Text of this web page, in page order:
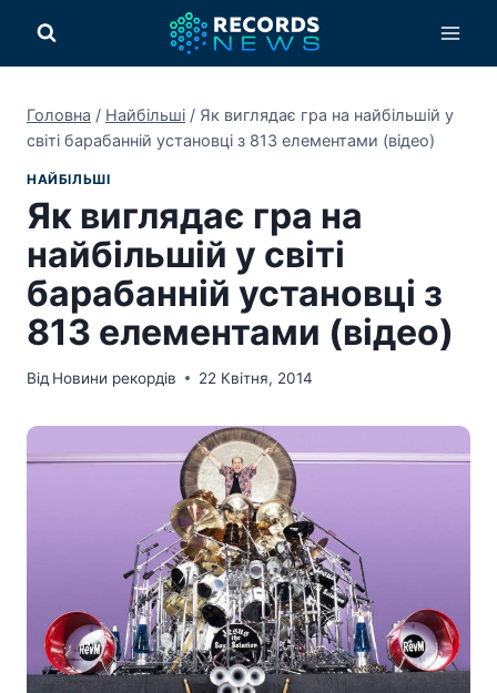
вмісту
Головна / Найбільші / Як виглядає гра на найбільшій у
світі барабанній установці з 813 елементами (відео)
НАЙБІЛЬШІ
Як виглядає гра на
найбільшій у світі
барабанній установці з
813 елементами (відео)
Від Новини рекордів 22 Квітня, 2014